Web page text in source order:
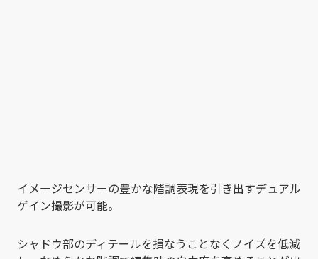
イメージセンサーの豊かな階調表現を引き出すデュアル
ゲイン撮影が可能。
シャドウ部のディテールを損なうことなくノイズを低減